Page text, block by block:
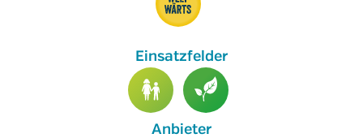
Anbieter